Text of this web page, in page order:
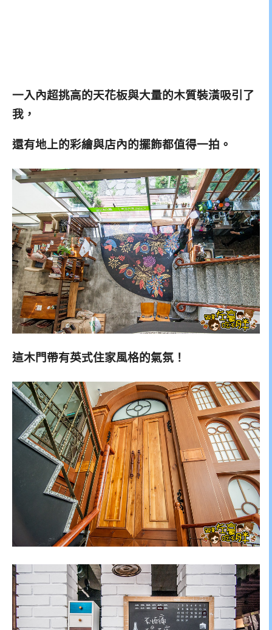
一入內超挑高的天花板與大量的木質裝潢吸引了
我，
還有地上的彩繪與店內的擺飾都值得一拍。
這木門帶有英式住家風格的氣氛！